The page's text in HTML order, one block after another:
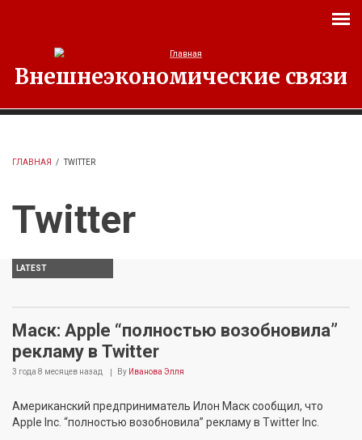
Внешнеэкономические связи
ГЛАВНАЯ / TWITTER
Twitter
LATEST
Маск: Apple “полностью возобновила”
рекламу в Twitter
3 года 8 месяцев назад By Иванова Элля
Американский предприниматель Илон Маск сообщил, что
Apple Inc. “полностью возобновила” рекламу в Twitter Inc.